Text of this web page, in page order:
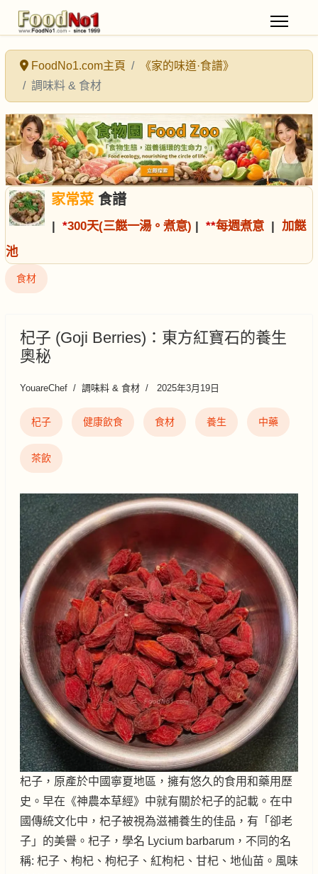
FoodNo1.com主頁
《家的味道·食譜》
調味料 & 食材
家常菜食譜
| *300天(三餸一湯。煮意) | **每週煮意 | 加餸
池
食材
杞子 (Goji Berries)：東方紅寶石的養生
奧秘
YouareChef 調味料 & 食材 2025年3月19日
杞子 健康飲食 食材 養生 中藥
茶飲
杞子，原產於中國寧夏地區，擁有悠久的食用和藥用歷
史。早在《神農本草經》中就有關於杞子的記載。在中
國傳統文化中，杞子被視為滋補養生的佳品，有「卻老
子」的美譽。杞子，學名 Lycium barbarum，不同的名
稱: 杞子、枸杞、枸杞子、紅枸杞、甘杞、地仙苗。風味